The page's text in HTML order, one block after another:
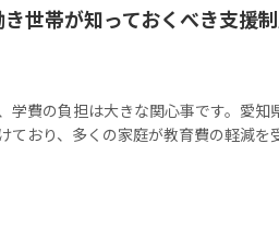
世帯が知っておくべき支援
学費の負担は大きな関心事です。愛知
ており、多くの家庭が教育費の軽減を